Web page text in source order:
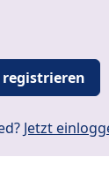
Jetzt